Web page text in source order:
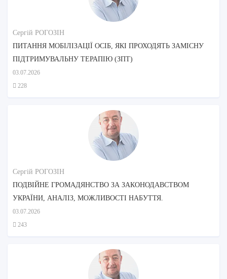
Сергій РОГОЗІН
ПИТАННЯ МОБІЛІЗАЦІЇ ОСІБ, ЯКІ ПРОХОДЯТЬ ЗАМІСНУ
ПІДТРИМУВАЛЬНУ ТЕРАПІЮ (ЗПТ)
03.07.2026
228
Сергій РОГОЗІН
ПОДВІЙНЕ ГРОМАДЯНСТВО ЗА ЗАКОНОДАВСТВОМ
УКРАЇНИ, АНАЛІЗ, МОЖЛИВОСТІ НАБУТТЯ.
03.07.2026
243